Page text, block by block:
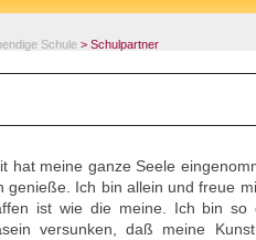
Schule > Schulpartner
hat meine ganze Seele
genieße. Ich bin allein und freue
ist wie die meine. Ich bin
versunken, daß meine